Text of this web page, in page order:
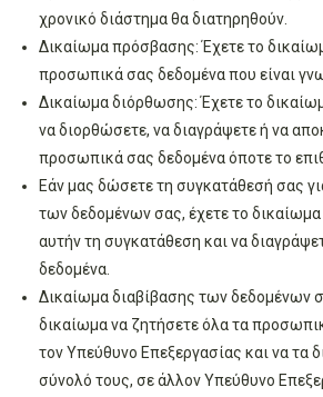
χρονικό διάστημα θα διατηρηθούν.
Δικαίωμα πρόσβασης: Έχετε το
προσωπικά σας δεδομένα που είναι
Δικαίωμα διόρθωσης: Έχετε το
να διορθώσετε, να διαγράψετε ή να
προσωπικά σας δεδομένα όποτε το
Εάν μας δώσετε τη συγκατάθεσή σας
των δεδομένων σας, έχετε το
αυτήν τη συγκατάθεση και να
δεδομένα.
Δικαίωμα διαβίβασης των δεδομένων
δικαίωμα να ζητήσετε όλα τα
τον Υπεύθυνο Επεξεργασίας και να τα
σύνολό τους, σε άλλον Υπεύθυνο